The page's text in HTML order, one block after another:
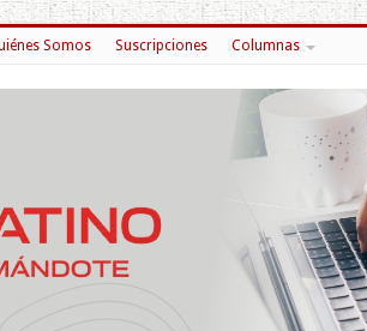
Somos Suscripciones Columnas